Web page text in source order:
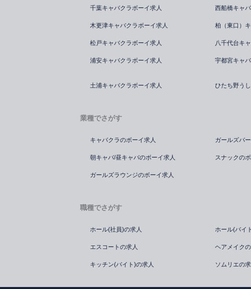
千葉キャバクラボーイ求人 西船橋キャ
木更津キャバクラボーイ求人 柏（東口）
松戸キャバクラボーイ求人 八千代台キ
浦安キャバクラボーイ求人 宇都宮キャ
土浦キャバクラボーイ求人 ひたち野う
業種でさがす
キャバクラのボーイ求人 ガールズバ
朝キャバ/昼キャバのボーイ求人 スナックの
ガールズラウンジのボーイ求人
職種でさがす
ホール(社員)の求人 ホール(バイ
エスコートの求人 ヘアメイク
キッチン(バイト)の求人 ソムリエの